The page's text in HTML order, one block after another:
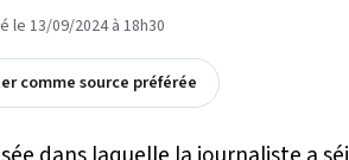
le 13/09/2024 à 18h30
comme source préférée